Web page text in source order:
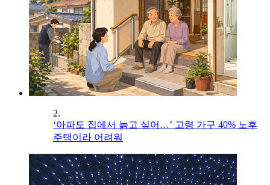
2.
‘아파도 집에서 늙고 싶어…’ 고령 가구 40% 노후
주택이라 어려워